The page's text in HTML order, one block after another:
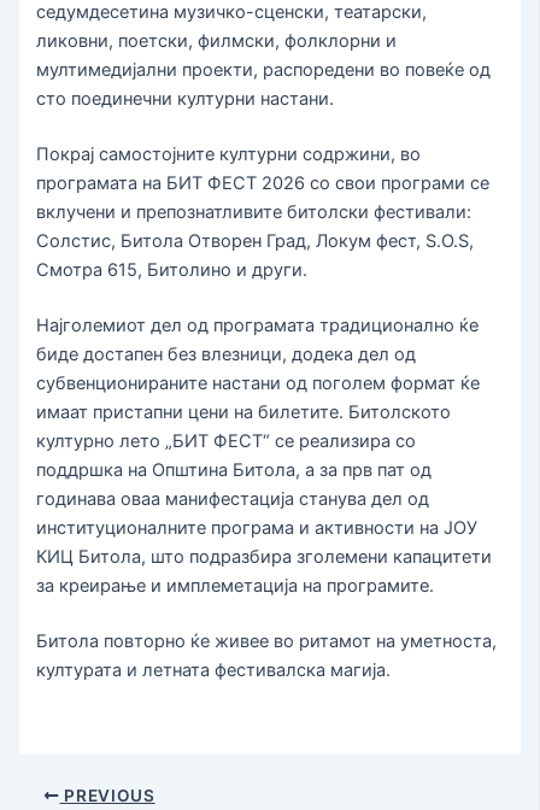
седумдесетина музичко-сценски, театарски,
ликовни, поетски, филмски, фолклорни и
мултимедијални проекти, распоредени во повеќе од
сто поединечни културни настани.
Покрај самостојните културни содржини, во
програмата на БИТ ФЕСТ 2026 со свои програми се
вклучени и препознатливите битолски фестивали:
Солстис, Битола Отворен Град, Локум фест, S.O.S,
Смотра 615, Битолино и други.
Најголемиот дел од програмата традиционално ќе
биде достапен без влезници, додека дел од
субвенционираните настани од поголем формат ќе
имаат пристапни цени на билетите. Битолското
културно лето „БИТ ФЕСТ“ се реализира со
поддршка на Општина Битола, а за прв пат од
годинава оваа манифестација станува дел од
институционалните програма и активности на ЈОУ
КИЦ Битола, што подразбира зголемени капацитети
за креирање и имплеметација на програмите.
Битола повторно ќе живее во ритамот на уметноста,
културата и летната фестивалска магија.
PREVIOUS